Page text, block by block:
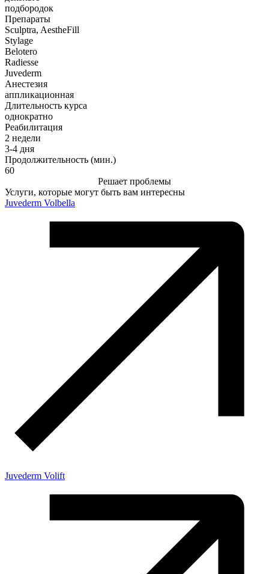
подбородок
Препараты
Sculptra, AestheFill
Stylage
Belotero
Radiesse
Juvederm
Анестезия
аппликационная
Длительность курса
однократно
Реабилитация
2 недели
3-4 дня
Продолжительность (мин.)
60
Решает проблемы
Услуги, которые могут быть вам интересны
Juvederm Volbella
Juvederm Volift